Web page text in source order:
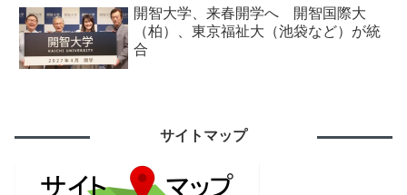
開智大学、来春開学へ 開智国際大
（柏）、東京福祉大（池袋など）が統
合
サイトマップ